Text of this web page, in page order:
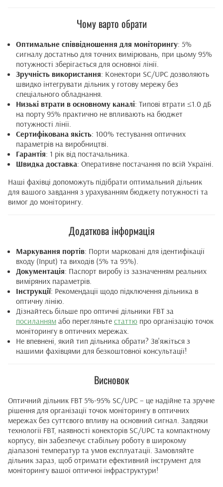
Чому варто обрати
Оптимальне співвідношення для моніторингу: 5%
сигналу достатньо для точних вимірювань, при цьому 95%
потужності зберігається для основної лінії.
Зручність використання: Конектори SC/UPC дозволяють
швидко інтегрувати дільник у готову мережу без
спеціального обладнання.
Низькі втрати в основному каналі: Типові втрати ≤1.0 дБ
на порту 95% практично не впливають на бюджет
потужності лінії.
Сертифікована якість: 100% тестування оптичних
параметрів на виробництві.
Гарантія: 1 рік від постачальника.
Швидка доставка: Оперативне постачання по всій Україні.
Наші фахівці допоможуть підібрати оптимальний дільник
для вашого завдання з урахуванням бюджету потужності та
вимог до моніторингу.
Додаткова інформація
Маркування портів: Порти марковані для ідентифікації
входу (Input) та виходів (5% та 95%).
Документація: Паспорт виробу із зазначенням реальних
виміряних параметрів.
Інструкції: Рекомендації щодо підключення дільника в
оптичну лінію.
Дізнайтесь більше про оптичні дільники FBT за
посиланням або перегляньте статтю про організацію точок
моніторингу в оптичних мережах.
Не впевнені, який тип дільника обрати? Зв'яжіться з
нашими фахівцями для безкоштовної консультації!
Висновок
Оптичний дільник FBT 5%-95% SC/UPC – це надійне та зручне
рішення для організації точок моніторингу в оптичних
мережах без суттєвого впливу на основний сигнал. Завдяки
технології FBT, наявності конекторів SC/UPC та компактному
корпусу, він забезпечує стабільну роботу в широкому
діапазоні температур та умов експлуатації. Замовляйте
дільник зараз, щоб отримати ефективний інструмент для
моніторингу вашої оптичної інфраструктури!